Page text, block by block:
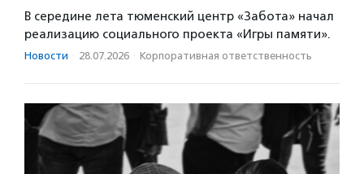
В середине лета тюменский центр «Забота» начал
реализацию социального проекта «Игры памяти».
Новости · 28.07.2026 · Корпоративная ответственность